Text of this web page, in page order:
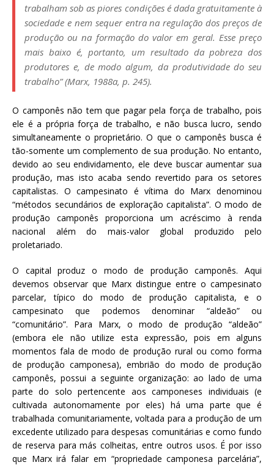
trabalham sob as piores condições é dada gratuitamente à
sociedade e nem sequer entra na regulação dos preços de
produção ou na formação do valor em geral. Esse preço
mais baixo é, portanto, um resultado da pobreza dos
produtores e, de modo algum, da produtividade do seu
trabalho” (Marx, 1988a, p. 245).
O camponês não tem que pagar pela força de trabalho, pois
ele é a própria força de trabalho, e não busca lucro, sendo
simultaneamente o proprietário. O que o camponês busca é
tão-somente um complemento de sua produção. No entanto,
devido ao seu endividamento, ele deve buscar aumentar sua
produção, mas isto acaba sendo revertido para os setores
capitalistas. O campesinato é vítima do Marx denominou
“métodos secundários de exploração capitalista”. O modo de
produção camponês proporciona um acréscimo à renda
nacional além do mais-valor global produzido pelo
proletariado.
O capital produz o modo de produção camponês. Aqui
devemos observar que Marx distingue entre o campesinato
parcelar, típico do modo de produção capitalista, e o
campesinato que podemos denominar “aldeão” ou
“comunitário”. Para Marx, o modo de produção “aldeão”
(embora ele não utilize esta expressão, pois em alguns
momentos fala de modo de produção rural ou como forma
de produção camponesa), embrião do modo de produção
camponês, possui a seguinte organização: ao lado de uma
parte do solo pertencente aos camponeses individuais (e
cultivada autonomamente por eles) há uma parte que é
trabalhada comunitariamente, voltada para a produção de um
excedente utilizado para despesas comunitárias e como fundo
de reserva para más colheitas, entre outros usos. É por isso
que Marx irá falar em “propriedade camponesa parcelária”,